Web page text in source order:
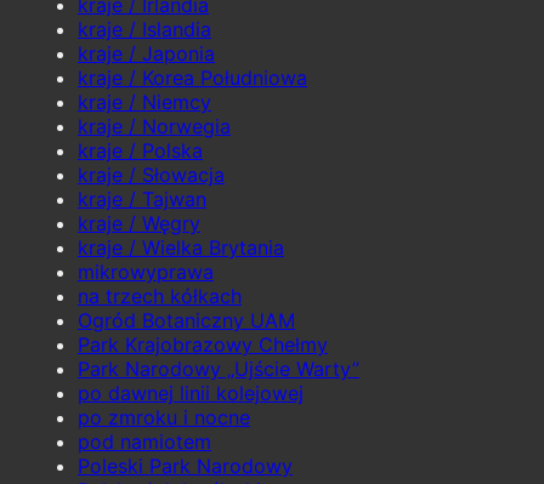
kraje / Islandia
kraje / Japonia
kraje / Korea Południowa
kraje / Niemcy
kraje / Norwegia
kraje / Polska
kraje / Słowacja
kraje / Tajwan
kraje / Węgry
kraje / Wielka Brytania
mikrowyprawa
na trzech kółkach
Ogród Botaniczny UAM
Park Krajobrazowy Chełmy
Park Narodowy „Ujście Warty”
po dawnej linii kolejowej
po zmroku i nocne
pod namiotem
Poleski Park Narodowy